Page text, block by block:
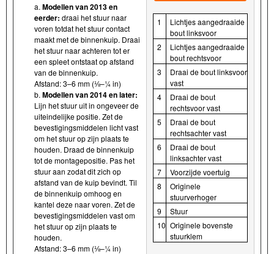
a. Modellen van 2013 en
eerder: draai het stuur naar
voren totdat het stuur contact
maakt met de binnenkuip. Draai
het stuur naar achteren tot er
een spleet ontstaat op afstand
van de binnenkuip.
Afstand: 3–6 mm (⅛–¼ in)
b. Modellen van 2014 en later:
Lijn het stuur uit in ongeveer de
uiteindelijke positie. Zet de
bevestigingsmiddelen licht vast
om het stuur op zijn plaats te
houden. Draad de binnenkuip
tot de montagepositie. Pas het
stuur aan zodat dit zich op
afstand van de kuip bevindt. Til
de binnenkuip omhoog en
kantel deze naar voren. Zet de
bevestigingsmiddelen vast om
het stuur op zijn plaats te
houden.
Afstand: 3–6 mm (⅛–¼ in)
1
Lichtjes aangedraaide
bout linksvoor
2
Lichtjes aangedraaide
bout rechtsvoor
3
Draai de bout linksvoor
vast
4
Draai de bout
rechtsvoor vast
5
Draai de bout
rechtsachter vast
6
Draai de bout
linksachter vast
7
Voorzijde voertuig
8
Originele
stuurverhoger
9
Stuur
10 Originele bovenste
stuurklem